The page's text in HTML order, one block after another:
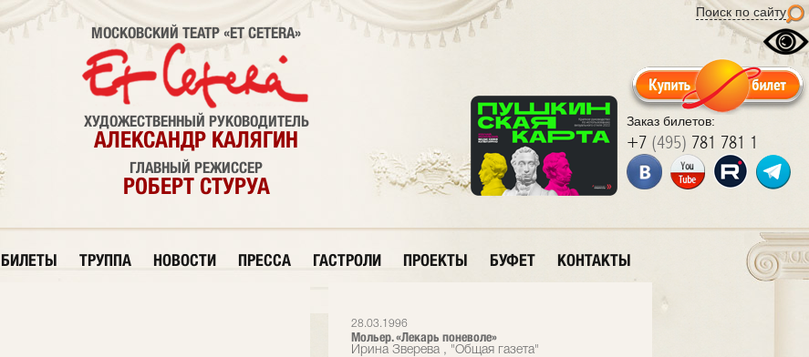
Поиск по сайту
Заказ билетов:
+7 (495) 781 781 1
МОСКОВСКИЙ ТЕАТР «ET CETERA»
ХУДОЖЕСТВЕННЫЙ РУКОВОДИТЕЛЬ
АЛЕКСАНДР КАЛЯГИН
ГЛАВНЫЙ РЕЖИССЕР
РОБЕРТ СТУРУА
БИЛЕТЫ ТРУППА НОВОСТИ ПРЕССА ГАСТРОЛИ ПРОЕКТЫ БУФЕТ КОНТАКТЫ
28.03.1996
Мольер. «Лекарь поневоле»
Ирина Зверева , "Общая газета"